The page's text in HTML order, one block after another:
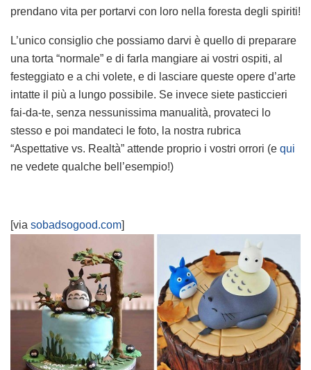
prendano vita per portarvi con loro nella foresta degli spiriti!
L’unico consiglio che possiamo darvi è quello di preparare
una torta “normale” e di farla mangiare ai vostri ospiti, al
festeggiato e a chi volete, e di lasciare queste opere d’arte
intatte il più a lungo possibile. Se invece siete pasticcieri
fai-da-te, senza nessunissima manualità, provateci lo
stesso e poi mandateci le foto, la nostra rubrica
“Aspettative vs. Realtà” attende proprio i vostri orrori (e qui
ne vedete qualche bell’esempio!)
[via sobadsogood.com]